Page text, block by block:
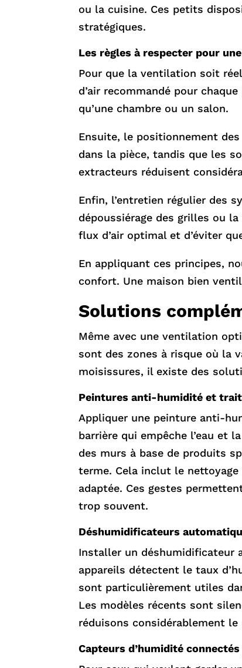
ou la cuisine. Ces petits
stratégiques.
Les règles à respecter pour
Pour que la ventilation soit
d’air recommandé pour
qu’une chambre ou un salon.
Ensuite, le positionnement
dans la pièce, tandis que les
extracteurs réduisent
Enfin, l’entretien régulier des
dépoussiérage des grilles ou
flux d’air optimal et d’éviter
En appliquant ces principes,
confort. Une maison bien
Solutions
Même avec une ventilation
sont des zones à risque où la
moisissures, il existe des
Peintures anti-humidité et
Appliquer une peinture anti-
barrière qui empêche l’eau et
des murs à base de produits
terme. Cela inclut le
adaptée. Ces gestes
trop souvent.
Déshumidificateurs
Installer un déshumidificateur
appareils détectent le taux
sont particulièrement utiles
Les modèles récents sont
réduisons considérablement
Capteurs d’humidité